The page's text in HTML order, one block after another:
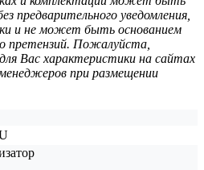
предварительного уведомления,
и не может быть основанием
претензий. Пожалуйста,
Вас характеристики на сайтах
при размещении